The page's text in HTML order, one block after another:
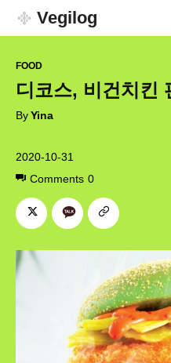
Vegilog
2020-10-31
Comments 0
FOOD
디코스, 비건치킨
ByYina